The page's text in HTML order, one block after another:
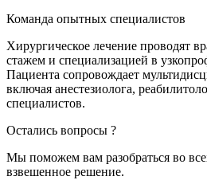
Команда опытных специалистов
Хирургическое лечение проводят
стажем и специализацией в
Пациента сопровождает
включая анестезиолога,
специалистов.
Остались вопросы ?
Мы поможем вам разобраться во
взвешенное решение.